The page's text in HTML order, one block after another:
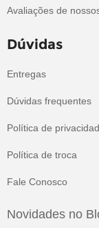
Avaliações de
Dúvidas
Entregas
Dúvidas frequentes
Política de
Política de troca
Fale Conosco
Novidades no